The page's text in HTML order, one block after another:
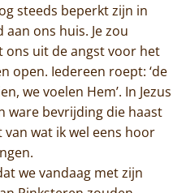
steeds beperkt zijn in
ons huis. Je zou
ons uit de angst voor het
open. Iedereen roept: ‘de
we voelen Hem’. In Jezus
ware bevrijding die haast
wat ik wel eens hoor
we vandaag met zijn